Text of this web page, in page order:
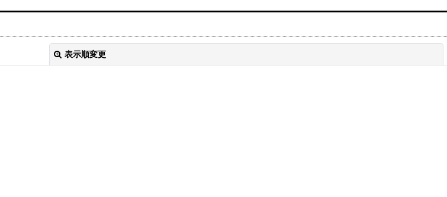
表示順変更